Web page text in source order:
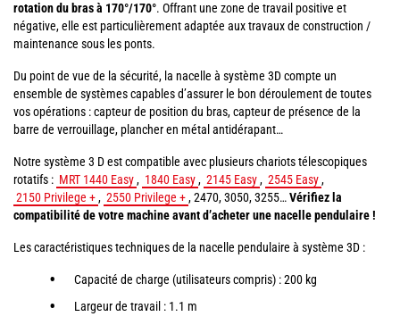
rotation du bras à 170°/170°. Offrant une zone de travail positive et
négative, elle est particulièrement adaptée aux travaux de construction /
maintenance sous les ponts.
Du point de vue de la sécurité, la nacelle à système 3D compte un
ensemble de systèmes capables d’assurer le bon déroulement de toutes
vos opérations : capteur de position du bras, capteur de présence de la
barre de verrouillage, plancher en métal antidérapant…
Notre système 3 D est compatible avec plusieurs chariots télescopiques
rotatifs : MRT 1440 Easy, 1840 Easy, 2145 Easy, 2545 Easy,
2150 Privilege +, 2550 Privilege +, 2470, 3050, 3255…Vérifiez la
compatibilité de votre machine avant d’acheter une nacelle pendulaire !
Les caractéristiques techniques de la nacelle pendulaire à système 3D :
Capacité de charge (utilisateurs compris) : 200 kg
Largeur de travail : 1.1 m